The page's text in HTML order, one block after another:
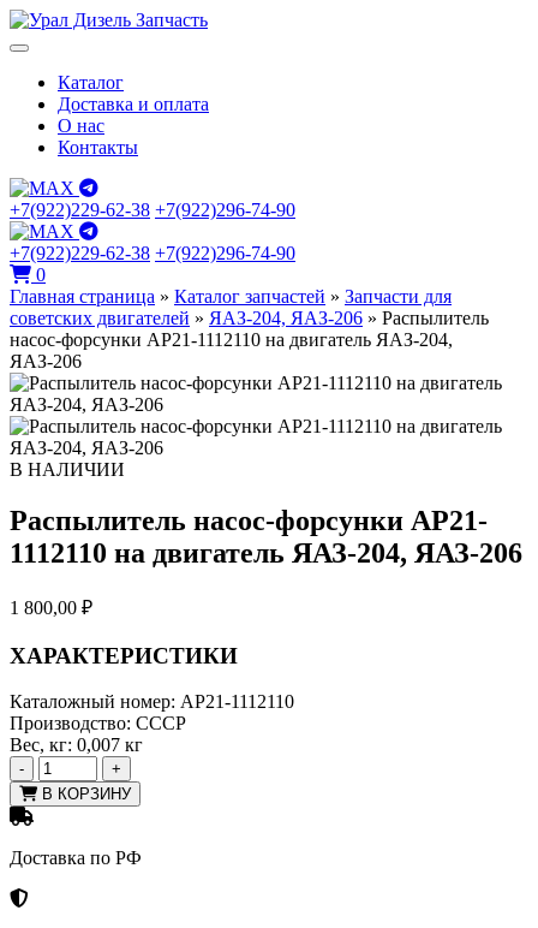
Каталог
Доставка и оплата
О нас
Контакты
+7(922)229-62-38 +7(922)296-74-90
+7(922)229-62-38 +7(922)296-74-90
0
Главная страница » Каталог запчастей » Запчасти для
советских двигателей » ЯАЗ-204, ЯАЗ-206 » Распылитель
насос-форсунки АР21-1112110 на двигатель ЯАЗ-204,
ЯАЗ-206
В НАЛИЧИИ
Распылитель насос-форсунки АР21-
1112110 на двигатель ЯАЗ-204, ЯАЗ-206
1 800,00 ₽
ХАРАКТЕРИСТИКИ
Каталожный номер: АР21-1112110
Производство: СССР
Вес, кг: 0,007 кг
-
+
В КОРЗИНУ
Доставка по РФ